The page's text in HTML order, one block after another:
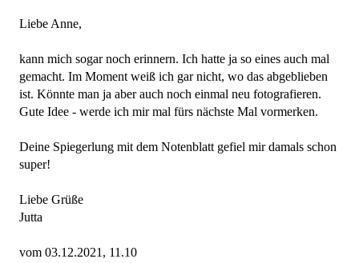
Liebe Anne,
kann mich sogar noch erinnern. Ich hatte ja so eines auch mal
gemacht. Im Moment weiß ich gar nicht, wo das abgeblieben
ist. Könnte man ja aber auch noch einmal neu fotografieren.
Gute Idee - werde ich mir mal fürs nächste Mal vormerken.
Deine Spiegerlung mit dem Notenblatt gefiel mir damals schon
super!
Liebe Grüße
Jutta
vom 03.12.2021, 11.10